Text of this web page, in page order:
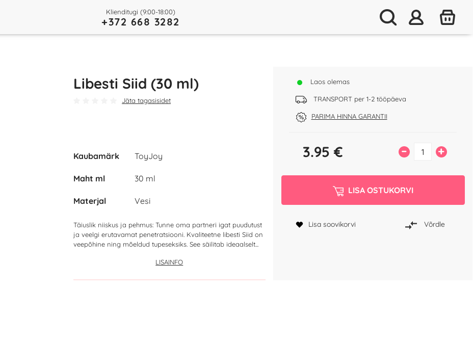
Klienditugi (9:00-18:00)
+372 668 3282
Libesti Siid (30 ml)
Jäta tagasisidet
Laos olemas
TRANSPORT per 1-2 tööpäeva
PARIMA HINNA GARANTII
Kaubamärk ToyJoy
Maht ml 30 ml
Materjal Vesi
Täiuslik niiskus ja pehmus: Tunne oma partneri igat puudutust
ja veelgi erutavamat penetratsiooni. Kvaliteetne libesti Siid on
veepõhine ning mõeldud tupeseksiks. See säilitab ideaalselt...
LISAINFO
3.95 € – +
LISA OSTUKORVI
Lisa soovikorvi Võrdle